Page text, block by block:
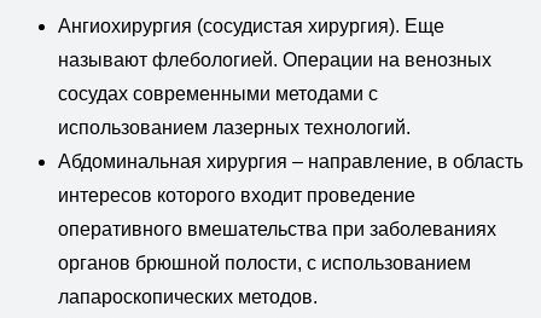
Ангиохирургия (сосудистая хирургия). Еще
называют флебологией. Операции на венозных
сосудах современными методами с
использованием лазерных технологий.
Абдоминальная хирургия – направление, в область
интересов которого входит проведение
оперативного вмешательства при заболеваниях
органов брюшной полости, с использованием
лапароскопических методов.